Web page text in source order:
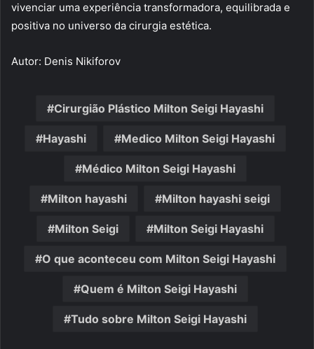
vivenciar uma experiência transformadora, equilibrada e
positiva no universo da cirurgia estética.
Autor: Denis Nikiforov
Cirurgião Plástico Milton Seigi Hayashi
Hayashi Medico Milton Seigi Hayashi
Médico Milton Seigi Hayashi
Milton hayashi Milton hayashi seigi
Milton Seigi Milton Seigi Hayashi
O que aconteceu com Milton Seigi Hayashi
Quem é Milton Seigi Hayashi
Tudo sobre Milton Seigi Hayashi